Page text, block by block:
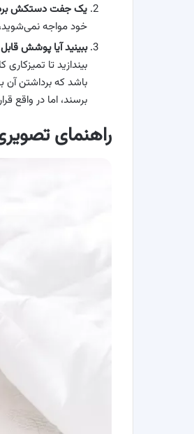
یک جفت دستکش
خود مواجه
ببینید آیا پوشش
بیندازید تا
باشد که برداشتن
برسند، اما در واقع
راهنمای